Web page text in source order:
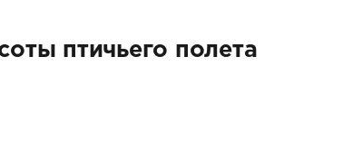
птичьего полета